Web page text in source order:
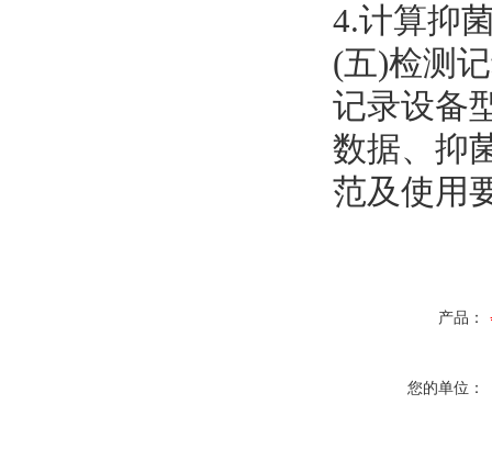
4.计算抑
(五)检测
记录设备
数据、抑
范及使用
产品：
您的单位：